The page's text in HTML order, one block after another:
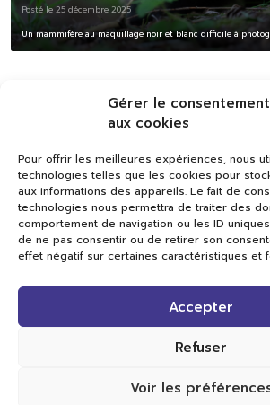
Gérer le consentement
aux cookies
Pour offrir les meilleures expériences, nous
technologies telles que les cookies pour
aux informations des appareils. Le fait de
technologies nous permettra de traiter des
comportement de navigation ou les ID
de ne pas consentir ou de retirer son
effet négatif sur certaines caractéristiques et
Accepter
Refuser
Voir les
Posté le 25 décembre 2025
Un mammifère au maquillage noir et blanc difficile à
Val TV
Centre de Compétences Médias
Rue du Pont-Neuf 24